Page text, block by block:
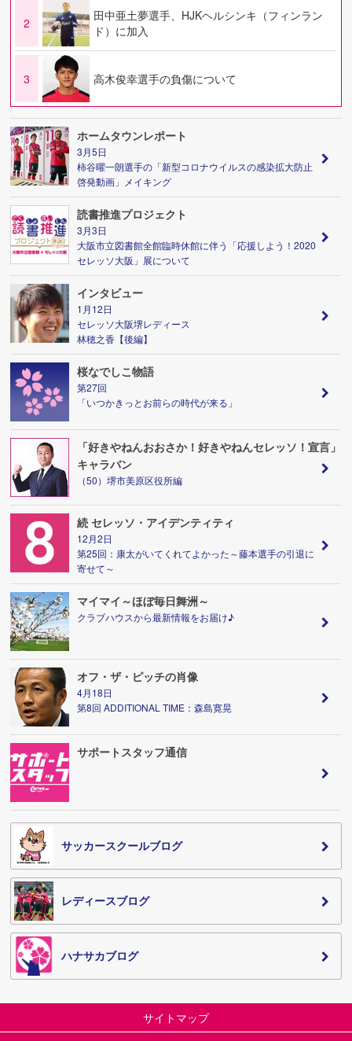
2
田中亜土夢選手、HJKヘルシンキ（フィンラン
ド）に加入
3 高木俊幸選手の負傷について
ホームタウンレポート
3月5日
柿谷曜一朗選手の「新型コロナウイルスの感染拡大防止
啓発動画」メイキング
読書推進プロジェクト
3月3日
大阪市立図書館全館臨時休館に伴う「応援しよう！2020
セレッソ大阪」展について
インタビュー
1月12日
セレッソ大阪堺レディース
林穂之香【後編】
桜なでしこ物語
第27回
「いつかきっとお前らの時代が来る」
「好きやねんおおさか！好きやねんセレッソ！宣言」
キャラバン
（50）堺市美原区役所編
続 セレッソ・アイデンティティ
12月2日
第25回：康太がいてくれてよかった～藤本選手の引退に
寄せて～
マイマイ～ほぼ毎日舞洲～
クラブハウスから最新情報をお届け♪
オフ・ザ・ピッチの肖像
4月18日
第8回 ADDITIONAL TIME：森島寛晃
サポートスタッフ通信
サッカースクールブログ
レディースブログ
ハナサカブログ
サイトマップ